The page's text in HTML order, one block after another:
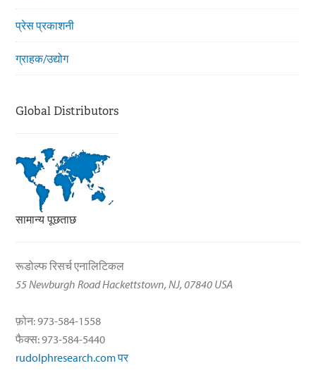
प्रेस प्रकाशनी
ग्राहक/उद्योग
Global Distributors
सामान्य पूछताछ
रूडोल्फ रिसर्च एनालिटिकल
55 Newburgh Road Hackettstown, NJ, 07840 USA
फ़ोन: 973-584-1558
फैक्स: 973-584-5440
rudolphresearch.com पर